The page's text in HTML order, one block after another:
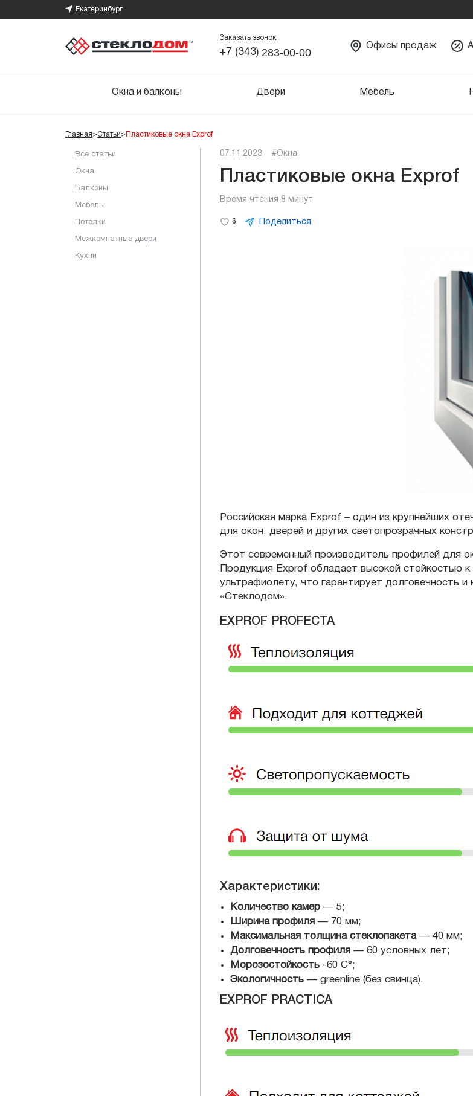
Екатеринбург
Заказать звонок
+7 (343) 283-00-00
Офисы продаж
Окна и балконы Двери Мебель
Главная>Статьи> Пластиковые окна Exprof
Все статьи
Окна
Балконы
Мебель
Потолки
Межкомнатные двери
Кухни
07.11.2023 #Окна
Пластиковые окна Exprof
Время чтения 8 минут
6 Поделиться
Российская марка Exprof – один из крупнейших
для окон, дверей и других светопрозрачных
Этот современный производитель профилей для
Продукция Exprof обладает высокой стойкостью
ультрафиолету, что гарантирует долговечность
«Стеклодом».
EXPROF PROFECTA
Характеристики:
Количество камер — 5;
Ширина профиля — 70 мм;
Максимальная толщина стеклопакета— 40 мм;
Долговечность профиля — 60 условных лет;
Морозостойкость -60 С°;
Экологичность — greenline (без свинца).
EXPROF PRACTICA